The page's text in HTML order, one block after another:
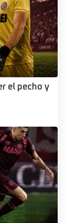
el pecho y